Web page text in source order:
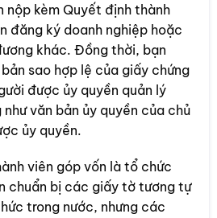
nộp kèm Quyết định thành
đăng ký doanh nghiệp hoặc
khác. Đồng thời, bạn
sao hợp lệ của giấy chứng
được ủy quyền quản lý
văn bản ủy quyền của chủ
ủy quyền.
viên góp vốn là tổ chức
chuẩn bị các giấy tờ tương tự
trong nước, nhưng các